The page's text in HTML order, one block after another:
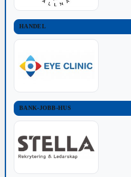
HANDEL
BANK-JOBB-HUS